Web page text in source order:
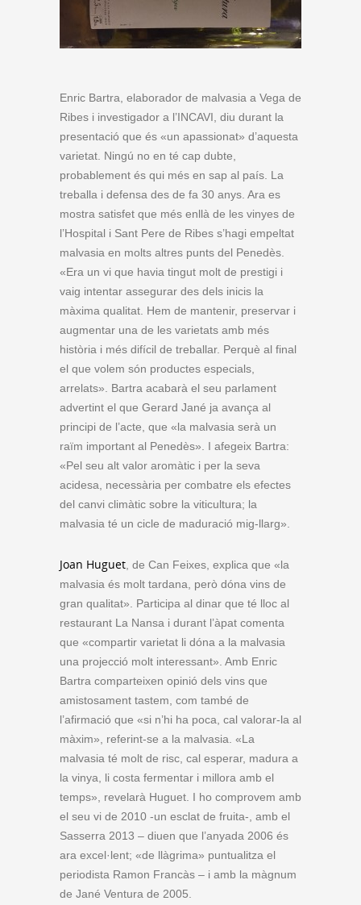
Enric Bartra, elaborador de malvasia a Vega de
Ribes i investigador a l’INCAVI, diu durant la
presentació que és «un apassionat» d’aquesta
varietat. Ningú no en té cap dubte,
probablement és qui més en sap al país. La
treballa i defensa des de fa 30 anys. Ara es
mostra satisfet que més enllà de les vinyes de
l’Hospital i Sant Pere de Ribes s’hagi empeltat
malvasia en molts altres punts del Penedès.
«Era un vi que havia tingut molt de prestigi i
vaig intentar assegurar des dels inicis la
màxima qualitat. Hem de mantenir, preservar i
augmentar una de les varietats amb més
història i més difícil de treballar. Perquè al final
el que volem són productes especials,
arrelats». Bartra acabarà el seu parlament
advertint el que Gerard Jané ja avança al
principi de l’acte, que «la malvasia serà un
raïm important al Penedès». I afegeix Bartra:
«Pel seu alt valor aromàtic i per la seva
acidesa, necessària per combatre els efectes
del canvi climàtic sobre la viticultura; la
malvasia té un cicle de maduració mig-llarg».
Joan Huguet , de Can Feixes, explica que «la
malvasia és molt tardana, però dóna vins de
gran qualitat». Participa al dinar que té lloc al
restaurant La Nansa i durant l’àpat comenta
que «compartir varietat li dóna a la malvasia
una projecció molt interessant». Amb Enric
Bartra comparteixen opinió dels vins que
amistosament tastem, com també de
l’afirmació que «si n’hi ha poca, cal valorar-la al
màxim», referint-se a la malvasia. «La
malvasia té molt de risc, cal esperar, madura a
la vinya, li costa fermentar i millora amb el
temps», revelarà Huguet. I ho comprovem amb
el seu vi de 2010 -un esclat de fruita-, amb el
Sasserra 2013 – diuen que l’anyada 2006 és
ara excel·lent; «de llàgrima» puntualitza el
periodista Ramon Francàs – i amb la màgnum
de Jané Ventura de 2005.